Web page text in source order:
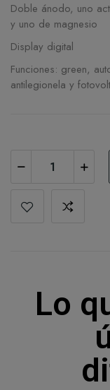
Doble ánodo, uno
y uno de magnesio
Display digital
Funciones: green,
antilegionela y
Lo